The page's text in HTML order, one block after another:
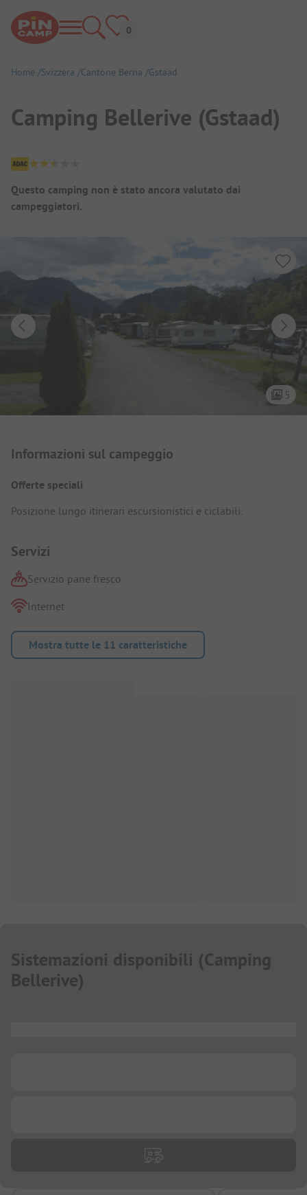
Home Svizzera Cantone Berna Gstaad
Camping Bellerive (Gstaad)
Panoramica del campeggio
Questo camping non è stato ancora valutato dai
campeggiatori.
5
Informazioni sul campeggio
Offerte speciali
Posizione lungo itinerari escursionistici e ciclabili.
Servizi
Servizio pane fresco
Internet
Mostra tutte le 11 caratteristiche
Sistemazioni disponibili (Camping
Bellerive)